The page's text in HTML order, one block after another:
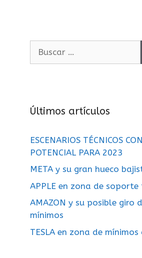
Últimos artículos
ESCENARIOS TÉCNICOS
POTENCIAL PARA 2023
META y su gran hueco
APPLE en zona de
AMAZON y su posible giro
mínimos
TESLA en zona de